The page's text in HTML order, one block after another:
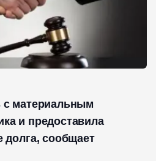
с материальным
и предоставила
долга, сообщает